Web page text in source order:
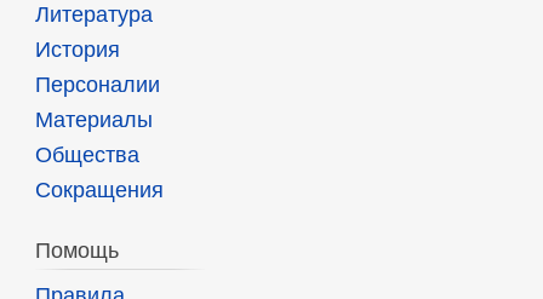
Литература
История
Персоналии
Материалы
Общества
Сокращения
Помощь